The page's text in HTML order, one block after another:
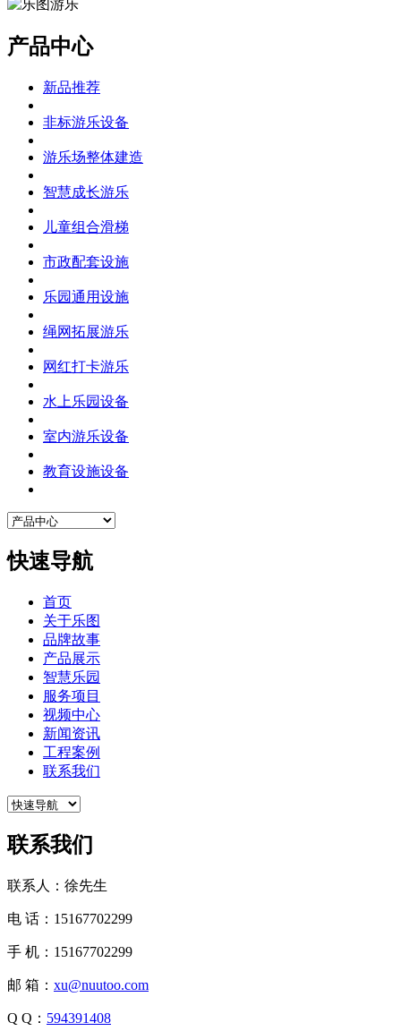
产品中心
新品推荐
非标游乐设备
游乐场整体建造
智慧成长游乐
儿童组合滑梯
市政配套设施
乐园通用设施
绳网拓展游乐
网红打卡游乐
水上乐园设备
室内游乐设备
教育设施设备
快速导航
首页
关于乐图
品牌故事
产品展示
智慧乐园
服务项目
视频中心
新闻资讯
工程案例
联系我们
联系我们
联系人：徐先生
电 话：15167702299
手 机：15167702299
邮 箱： xu@nuutoo.com
Q Q： 594391408